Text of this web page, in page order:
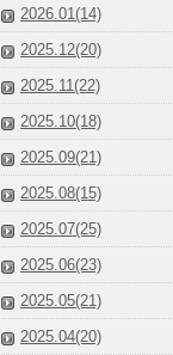
2026.01(14)
2025.12(20)
2025.11(22)
2025.10(18)
2025.09(21)
2025.08(15)
2025.07(25)
2025.06(23)
2025.05(21)
2025.04(20)